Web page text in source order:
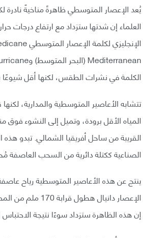
يُعد الإعصار المتوسطي ظاهرةً مناخيةً نادرة
العلماء إن شدتها ستزداد مع ارتفاع درجات
الكلمة في نشرات الطقس، لكنها أقل شيوعًا
تتشابه الأعاصير المتوسطية والمدارية،
المياه الأقل برودة، وتميل إلى النشوء فوق
القريبة من ساحل أفريقيا الشمالي. تبدو هذه
الصناعية ككتلة دائرية من السحب
ينتج عن هذه الأعاصير المتوسطية رياح
الإعصار دانيال هطول
إن هذه الظاهرة ستزداد سوءًا نتيجة الاحتباس